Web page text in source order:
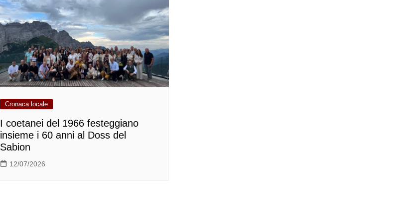
Cronaca locale
I coetanei del 1966 festeggiano
insieme i 60 anni al Doss del
Sabion
12/07/2026